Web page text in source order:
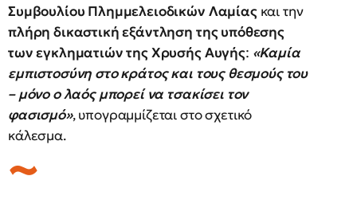
Συμβουλίου Πλημμελειοδικών Λαμίαςκαι την
πλήρη δικαστική εξάντληση της υπόθεσης
των εγκληματιών της Χρυσής Αυγής: «Καμία
εμπιστοσύνη στο κράτος και τους θεσμούς του
– μόνο ο λαός μπορεί να τσακίσει τον
φασισμό», υπογραμμίζεται στο σχετικό
κάλεσμα.